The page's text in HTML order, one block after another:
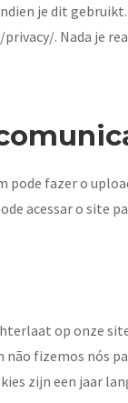
je dit
. Nada je
pode fazer o
acessar o site
op onze
não fizemos nós
zijn een jaar